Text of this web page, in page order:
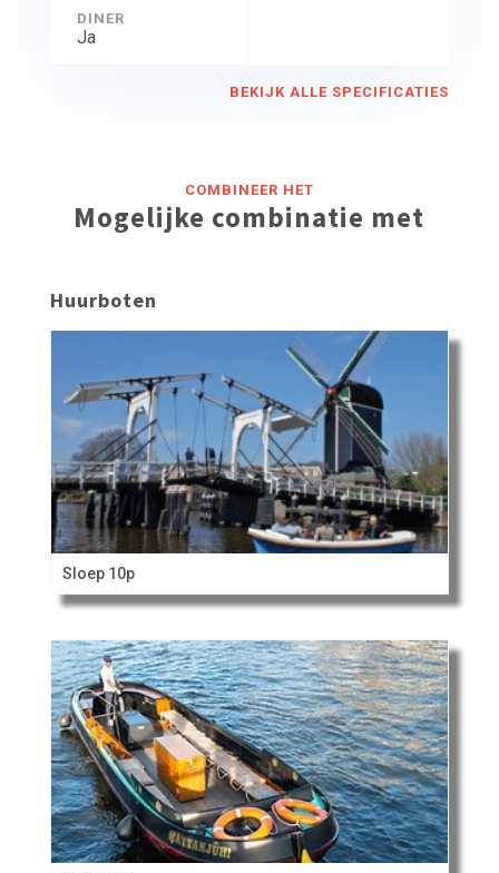
DINER
Ja
BEKIJK ALLE SPECIFICATIES
COMBINEER HET
Mogelijke combinatie met
Huurboten
Sloep 10p